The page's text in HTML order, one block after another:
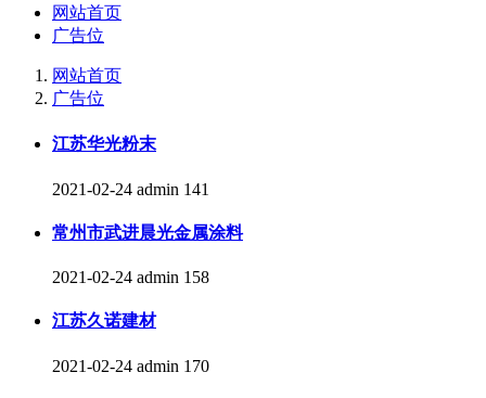
网站首页
广告位
网站首页
广告位
江苏华光粉末
2021-02-24 admin 141
常州市武进晨光金属涂料
2021-02-24 admin 158
江苏久诺建材
2021-02-24 admin 170